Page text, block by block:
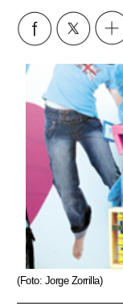
(Foto: Jorge Zorrilla)